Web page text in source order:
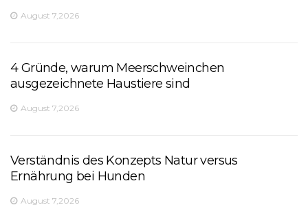
August 7,2026
4 Gründe, warum Meerschweinchen
ausgezeichnete Haustiere sind
August 7,2026
Verständnis des Konzepts Natur versus
Ernährung bei Hunden
August 7,2026